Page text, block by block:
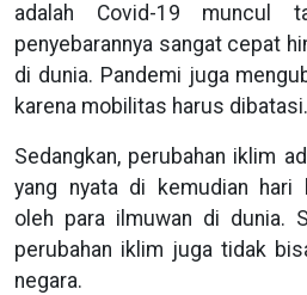
adalah Covid-19 muncul
penyebarannya sangat cepat
di dunia. Pandemi juga
karena mobilitas harus dibatasi.
Sedangkan, perubahan iklim
yang nyata di kemudian hari
oleh para ilmuwan di dunia.
perubahan iklim juga tidak
negara.